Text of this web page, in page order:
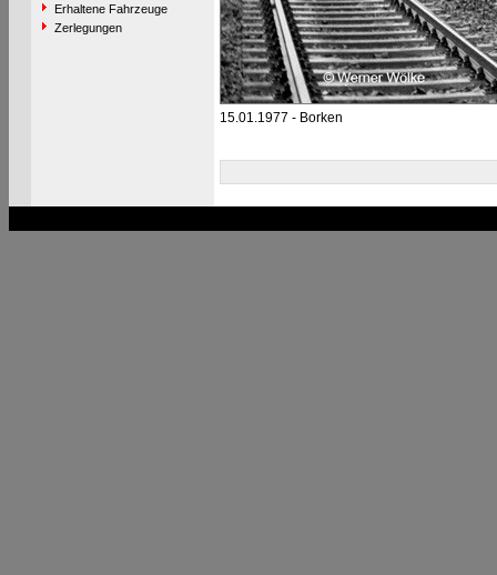
Erhaltene Fahrzeuge
Zerlegungen
15.01.1977 - Borken